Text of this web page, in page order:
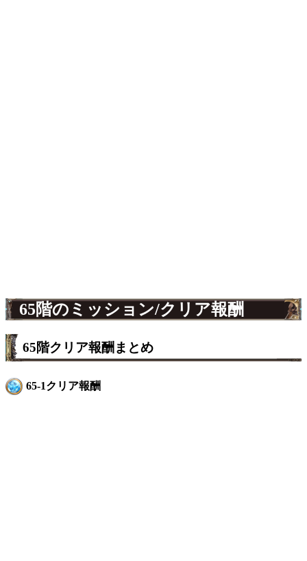
65階のミッション/クリア報酬
65階クリア報酬まとめ
65-1クリア報酬